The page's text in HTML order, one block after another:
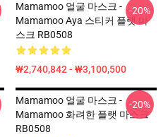
Mamamoo 얼굴 마스크 -
Mamamoo Aya 스티커 플랫 마
스크 RB0508
₩2,740,842 - ₩3,100,500
-20%
Mamamoo 얼굴 마스크 -
Mamamoo 화려한 플랫 마스크
RB0508
-20%